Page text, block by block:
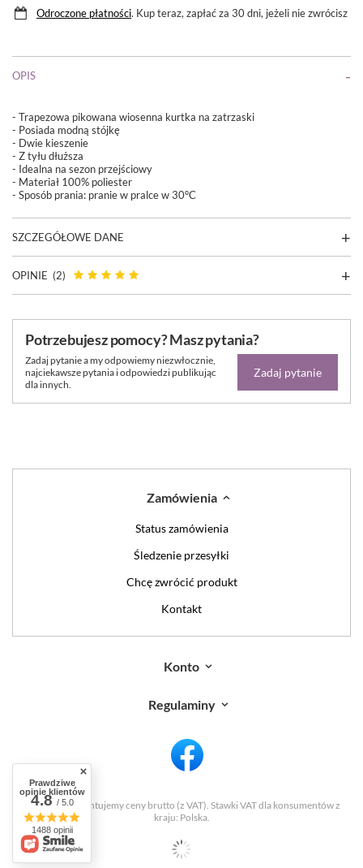
Odroczone płatności. Kup teraz, zapłać za 30 dni, jeżeli nie zwrócisz
OPIS
- Trapezowa pikowana wiosenna kurtka na zatrzaski
- Posiada modną stójkę
- Dwie kieszenie
- Z tyłu dłuższa
- Idealna na sezon przejściowy
- Materiał 100% poliester
- Sposób prania: pranie w pralce w 30°C
SZCZEGÓŁOWE DANE
OPINIE (2)
Potrzebujesz pomocy? Masz pytania?
Zadaj pytanie a my odpowiemy niezwłocznie,
najciekawsze pytania i odpowiedzi publikując
dla innych.
Zadaj pytanie
Zamówienia
Status zamówienia
Śledzenie przesyłki
Chcę zwrócić produkt
Kontakt
Konto
Regulaminy
W sklepie prezentujemy ceny brutto (z VAT). Stawki VAT dla konsumentów z
kraju: Polska.
Prawdziwe
opinie klientów
4.8/ 5.0
1488 opinii